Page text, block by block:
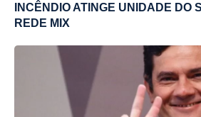
INCÊNDIO ATINGE UNIDADE DO
REDE MIX